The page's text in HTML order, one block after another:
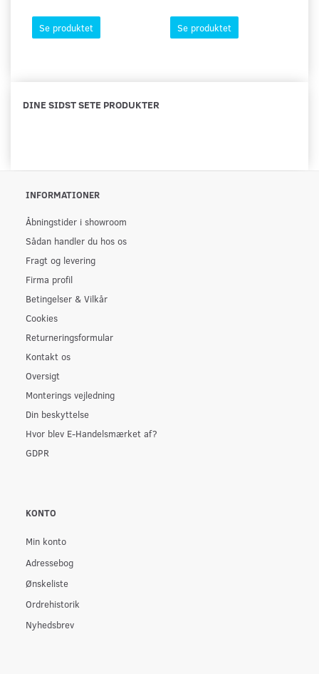
Se produktet Se produktet
DINE SIDST SETE PRODUKTER
INFORMATIONER
Åbningstider i showroom
Sådan handler du hos os
Fragt og levering
Firma profil
Betingelser & Vilkår
Cookies
Returneringsformular
Kontakt os
Oversigt
Monterings vejledning
Din beskyttelse
Hvor blev E-Handelsmærket af?
GDPR
KONTO
Min konto
Adressebog
Ønskeliste
Ordrehistorik
Nyhedsbrev